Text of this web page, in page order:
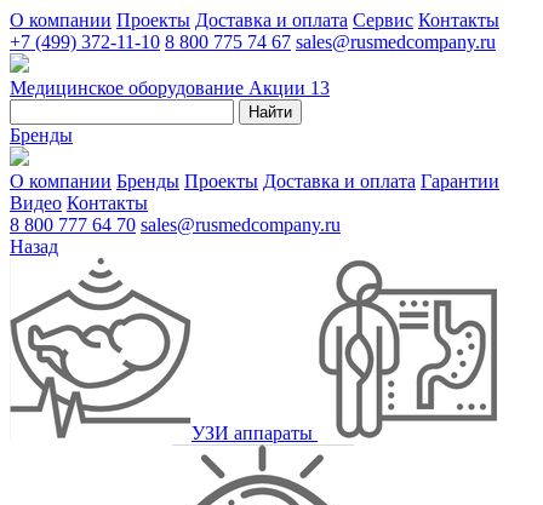
О компании Проекты Доставка и оплата Сервис Контакты
+7 (499) 372-11-10 8 800 775 74 67 sales@rusmedcompany.ru
Медицинское оборудование Акции 13
Найти
Бренды
О компании Бренды Проекты Доставка и оплата Гарантии
Видео Контакты
8 800 777 64 70 sales@rusmedcompany.ru
Назад
УЗИ аппараты